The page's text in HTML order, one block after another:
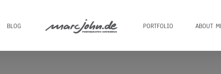
BLOG PORTFOLIO ABOUT